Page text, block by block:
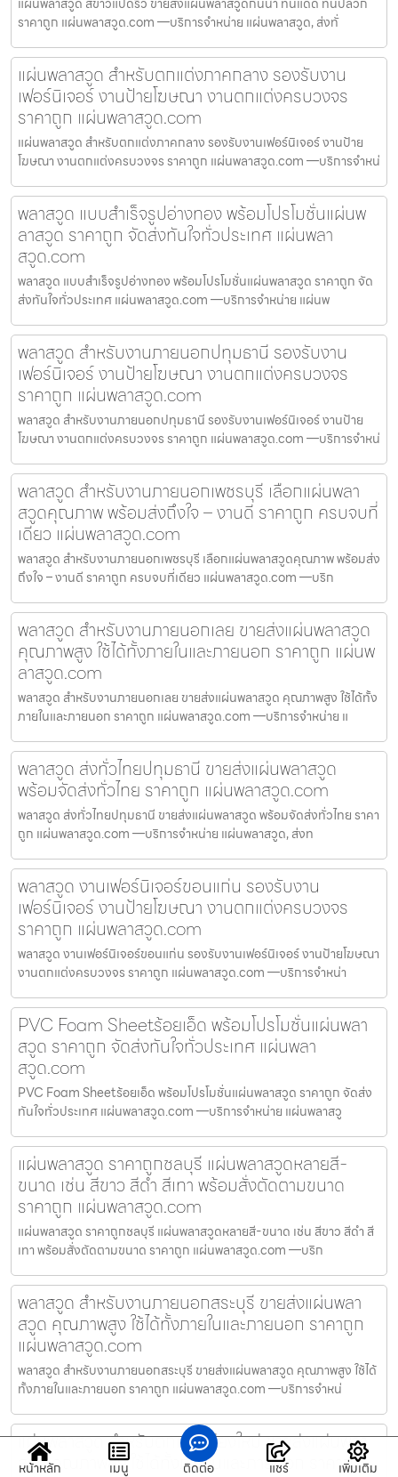
ราคาถูก แผ่นพลาสวูด.com —บริการจำหน่าย แผ่นพลาสวูด, ส่งทั่
แผ่นพลาสวูด สำหรับตกแต่งภาคกลาง รองรับงาน
เฟอร์นิเจอร์ งานป้ายโฆษณา งานตกแต่งครบวงจร
ราคาถูก แผ่นพลาสวูด.com
แผ่นพลาสวูด สำหรับตกแต่งภาคกลาง รองรับงานเฟอร์นิเจอร์ งานป้าย
โฆษณา งานตกแต่งครบวงจร ราคาถูก แผ่นพลาสวูด.com —บริการจำหน่
พลาสวูด แบบสำเร็จรูปอ่างทอง พร้อมโปรโมชั่นแผ่นพ
ลาสวูด ราคาถูก จัดส่งทันใจทั่วประเทศ แผ่นพลา
สวูด.com
พลาสวูด แบบสำเร็จรูปอ่างทอง พร้อมโปรโมชั่นแผ่นพลาสวูด ราคาถูก จัด
ส่งทันใจทั่วประเทศ แผ่นพลาสวูด.com —บริการจำหน่าย แผ่นพ
พลาสวูด สำหรับงานภายนอกปทุมธานี รองรับงาน
เฟอร์นิเจอร์ งานป้ายโฆษณา งานตกแต่งครบวงจร
ราคาถูก แผ่นพลาสวูด.com
พลาสวูด สำหรับงานภายนอกปทุมธานี รองรับงานเฟอร์นิเจอร์ งานป้าย
โฆษณา งานตกแต่งครบวงจร ราคาถูก แผ่นพลาสวูด.com —บริการจำหน่
พลาสวูด สำหรับงานภายนอกเพชรบุรี เลือกแผ่นพลา
สวูดคุณภาพ พร้อมส่งถึงใจ – งานดี ราคาถูก ครบจบที่
เดียว แผ่นพลาสวูด.com
พลาสวูด สำหรับงานภายนอกเพชรบุรี เลือกแผ่นพลาสวูดคุณภาพ พร้อมส่ง
ถึงใจ – งานดี ราคาถูก ครบจบที่เดียว แผ่นพลาสวูด.com —บริก
พลาสวูด สำหรับงานภายนอกเลย ขายส่งแผ่นพลาสวูด
คุณภาพสูง ใช้ได้ทั้งภายในและภายนอก ราคาถูก แผ่นพ
ลาสวูด.com
พลาสวูด สำหรับงานภายนอกเลย ขายส่งแผ่นพลาสวูด คุณภาพสูง ใช้ได้ทั้ง
ภายในและภายนอก ราคาถูก แผ่นพลาสวูด.com —บริการจำหน่าย แ
พลาสวูด ส่งทั่วไทยปทุมธานี ขายส่งแผ่นพลาสวูด
พร้อมจัดส่งทั่วไทย ราคาถูก แผ่นพลาสวูด.com
พลาสวูด ส่งทั่วไทยปทุมธานี ขายส่งแผ่นพลาสวูด พร้อมจัดส่งทั่วไทย ราคา
ถูก แผ่นพลาสวูด.com —บริการจำหน่าย แผ่นพลาสวูด, ส่งท
พลาสวูด งานเฟอร์นิเจอร์ขอนแก่น รองรับงาน
เฟอร์นิเจอร์ งานป้ายโฆษณา งานตกแต่งครบวงจร
ราคาถูก แผ่นพลาสวูด.com
พลาสวูด งานเฟอร์นิเจอร์ขอนแก่น รองรับงานเฟอร์นิเจอร์ งานป้ายโฆษณา
งานตกแต่งครบวงจร ราคาถูก แผ่นพลาสวูด.com —บริการจำหน่า
PVC Foam Sheetร้อยเอ็ด พร้อมโปรโมชั่นแผ่นพลา
สวูด ราคาถูก จัดส่งทันใจทั่วประเทศ แผ่นพลา
สวูด.com
PVC Foam Sheetร้อยเอ็ด พร้อมโปรโมชั่นแผ่นพลาสวูด ราคาถูก จัดส่ง
ทันใจทั่วประเทศ แผ่นพลาสวูด.com —บริการจำหน่าย แผ่นพลาสวู
แผ่นพลาสวูด ราคาถูกชลบุรี แผ่นพลาสวูดหลายสี-
ขนาด เช่น สีขาว สีดำ สีเทา พร้อมสั่งตัดตามขนาด
ราคาถูก แผ่นพลาสวูด.com
แผ่นพลาสวูด ราคาถูกชลบุรี แผ่นพลาสวูดหลายสี-ขนาด เช่น สีขาว สีดำ สี
เทา พร้อมสั่งตัดตามขนาด ราคาถูก แผ่นพลาสวูด.com —บริก
พลาสวูด สำหรับงานภายนอกสระบุรี ขายส่งแผ่นพลา
สวูด คุณภาพสูง ใช้ได้ทั้งภายในและภายนอก ราคาถูก
แผ่นพลาสวูด.com
พลาสวูด สำหรับงานภายนอกสระบุรี ขายส่งแผ่นพลาสวูด คุณภาพสูง ใช้ได้
ทั้งภายในและภายนอก ราคาถูก แผ่นพลาสวูด.com —บริการจำหน่
แผ่นพลาสวูด สำหรับตกแต่งเชียงใหม่ ขายส่งแผ่นพลา
สวูด คุณภาพสูง ใช้ได้ทั้งภายในและภายนอก ราคาถูก
หน้าหลัก เมนู ติดต่อ แชร์ เพิ่มเติม